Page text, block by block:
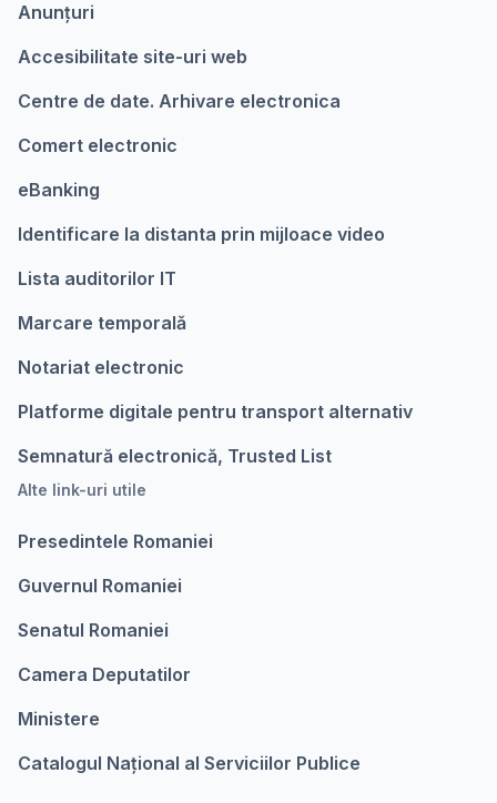
Anunțuri
Accesibilitate site-uri web
Centre de date. Arhivare electronica
Comert electronic
eBanking
Identificare la distanta prin mijloace video
Lista auditorilor IT
Marcare temporalǎ
Notariat electronic
Platforme digitale pentru transport alternativ
Semnatură electronică, Trusted List
Alte link-uri utile
Presedintele Romaniei
Guvernul Romaniei
Senatul Romaniei
Camera Deputatilor
Ministere
Catalogul Național al Serviciilor Publice